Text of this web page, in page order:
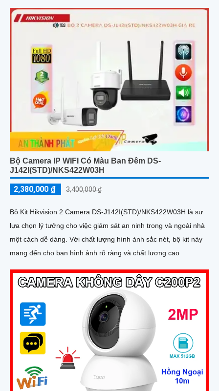
Bộ Camera IP WIFI Có Màu Ban Đêm DS-
J142I(STD)/NKS422W03H
2,380,000 ₫ 3,400,000 ₫
Bộ Kit Hikvision 2 Camera DS-J142I(STD)/NKS422W03H là sự
lựa chọn lý tưởng cho việc giám sát an ninh trong và ngoài nhà
một cách dễ dàng. Với chất lượng hình ảnh sắc nét, bộ kit này
mang đến cho bạn hình ảnh rõ ràng và chất lượng cao